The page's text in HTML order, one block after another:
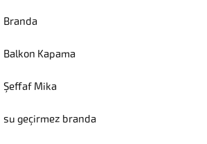
Branda
Balkon Kapama
Şeffaf Mika
su geçirmez branda